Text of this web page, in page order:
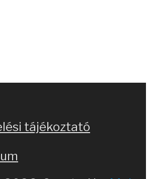
tájékoztató